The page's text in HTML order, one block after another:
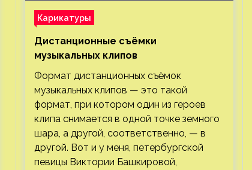
Карикатуры
Дистанционные съёмки
музыкальных клипов⁠⁠
Формат дистанционных съёмок
музыкальных клипов — это такой
формат, при котором один из героев
клипа снимается в одной точке земного
шара, а другой, соответственно, — в
другой. Вот и у меня, петербургской
певицы Виктории Башкировой,